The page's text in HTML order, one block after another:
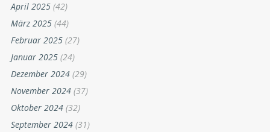
April 2025 (42)
März 2025 (44)
Februar 2025 (27)
Januar 2025 (24)
Dezember 2024 (29)
November 2024 (37)
Oktober 2024 (32)
September 2024 (31)